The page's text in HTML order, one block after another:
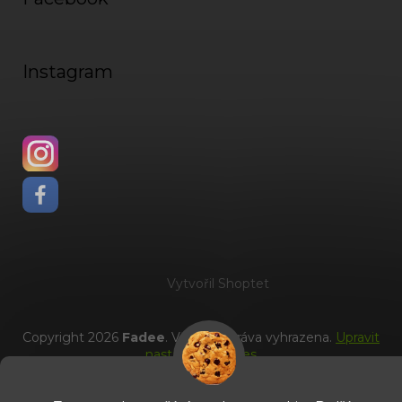
Instagram
Vytvořil Shoptet
Copyright 2026 Fadee. Všechna práva vyhrazena. Upravit
nastavení cookies